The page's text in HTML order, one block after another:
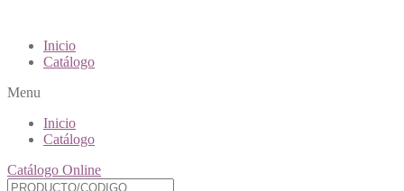
Inicio
Catálogo
Menu
Inicio
Catálogo
Catálogo Online